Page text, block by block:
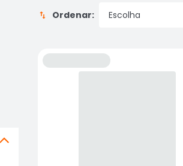
Ordenar: